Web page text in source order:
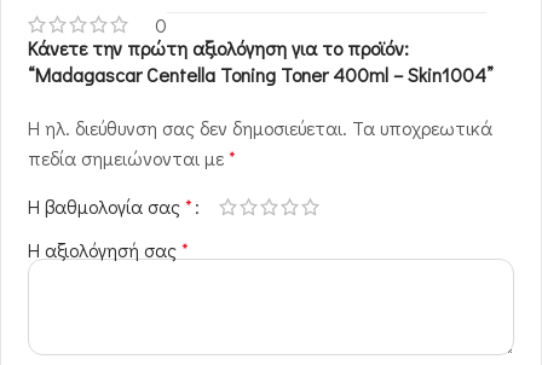
0
Κάνετε την πρώτη αξιολόγηση για το προϊόν:
“Madagascar Centella Toning Toner 400ml – Skin1004”
Η ηλ. διεύθυνση σας δεν δημοσιεύεται. Τα υποχρεωτικά
πεδία σημειώνονται με*
Η βαθμολογία σας*
Η αξιολόγησή σας*